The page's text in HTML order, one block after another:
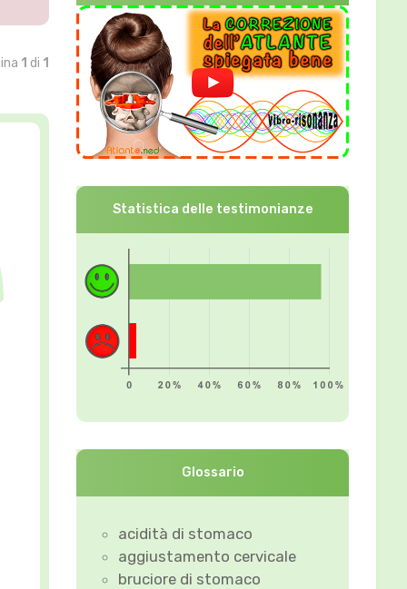
1 di 1
Statistica delle testimonianze
Glossario
acidità di stomaco
aggiustamento cervicale
bruciore di stomaco